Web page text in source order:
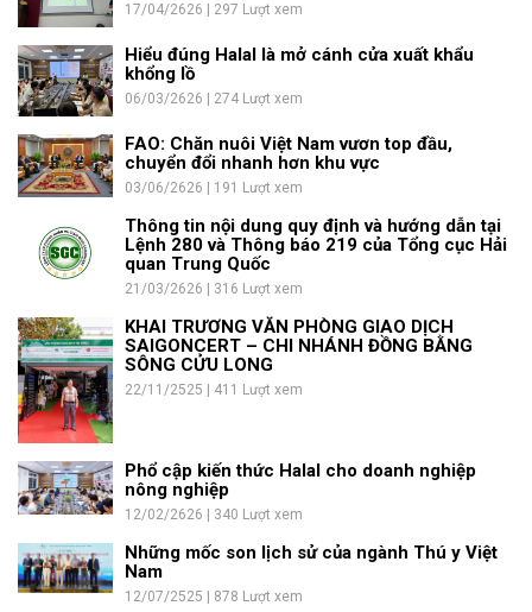
17/04/2626 | 297 Lượt xem
Hiểu đúng Halal là mở cánh cửa xuất khẩu
khổng lồ
06/03/2626 | 274 Lượt xem
FAO: Chăn nuôi Việt Nam vươn top đầu,
chuyển đổi nhanh hơn khu vực
03/06/2626 | 191 Lượt xem
Thông tin nội dung quy định và hướng dẫn tại
Lệnh 280 và Thông báo 219 của Tổng cục Hải
quan Trung Quốc
21/03/2626 | 316 Lượt xem
KHAI TRƯƠNG VĂN PHÒNG GIAO DỊCH
SAIGONCERT – CHI NHÁNH ĐỒNG BẰNG
SÔNG CỬU LONG
22/11/2525 | 411 Lượt xem
Phổ cập kiến thức Halal cho doanh nghiệp
nông nghiệp
12/02/2626 | 340 Lượt xem
Những mốc son lịch sử của ngành Thú y Việt
Nam
12/07/2525 | 878 Lượt xem